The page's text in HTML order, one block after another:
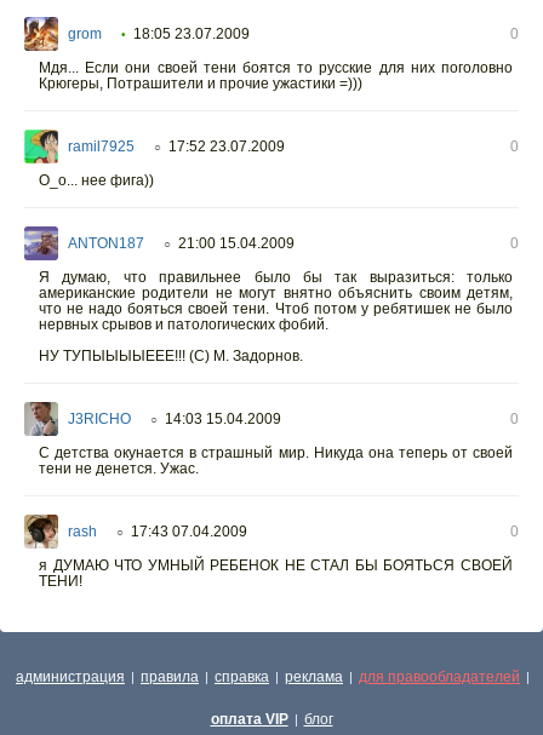
grom • 18:05 23.07.2009
0
Мдя... Если они своей тени боятся то русские для них поголовно
Крюгеры, Потрашители и прочие ужастики =)))
ramil7925 ○ 17:52 23.07.2009
0
О_о... нее фига))
ANTON187 ○ 21:00 15.04.2009
0
Я думаю, что правильнее было бы так выразиться: только
американские родители не могут внятно объяснить своим детям,
что не надо бояться своей тени. Чтоб потом у ребятишек не было
нервных срывов и патологических фобий.
НУ ТУПЫЫЫЫЕЕЕ!!! (С) М. Задорнов.
J3RICHO ○ 14:03 15.04.2009
0
С детства окунается в страшный мир. Никуда она теперь от своей
тени не денется. Ужас.
rash ○ 17:43 07.04.2009
0
я ДУМАЮ ЧТО УМНЫЙ РЕБЕНОК НЕ СТАЛ БЫ БОЯТЬСЯ СВОЕЙ
ТЕНИ!
администрация | правила | справка | реклама | для правообладателей |
оплата VIP | блог